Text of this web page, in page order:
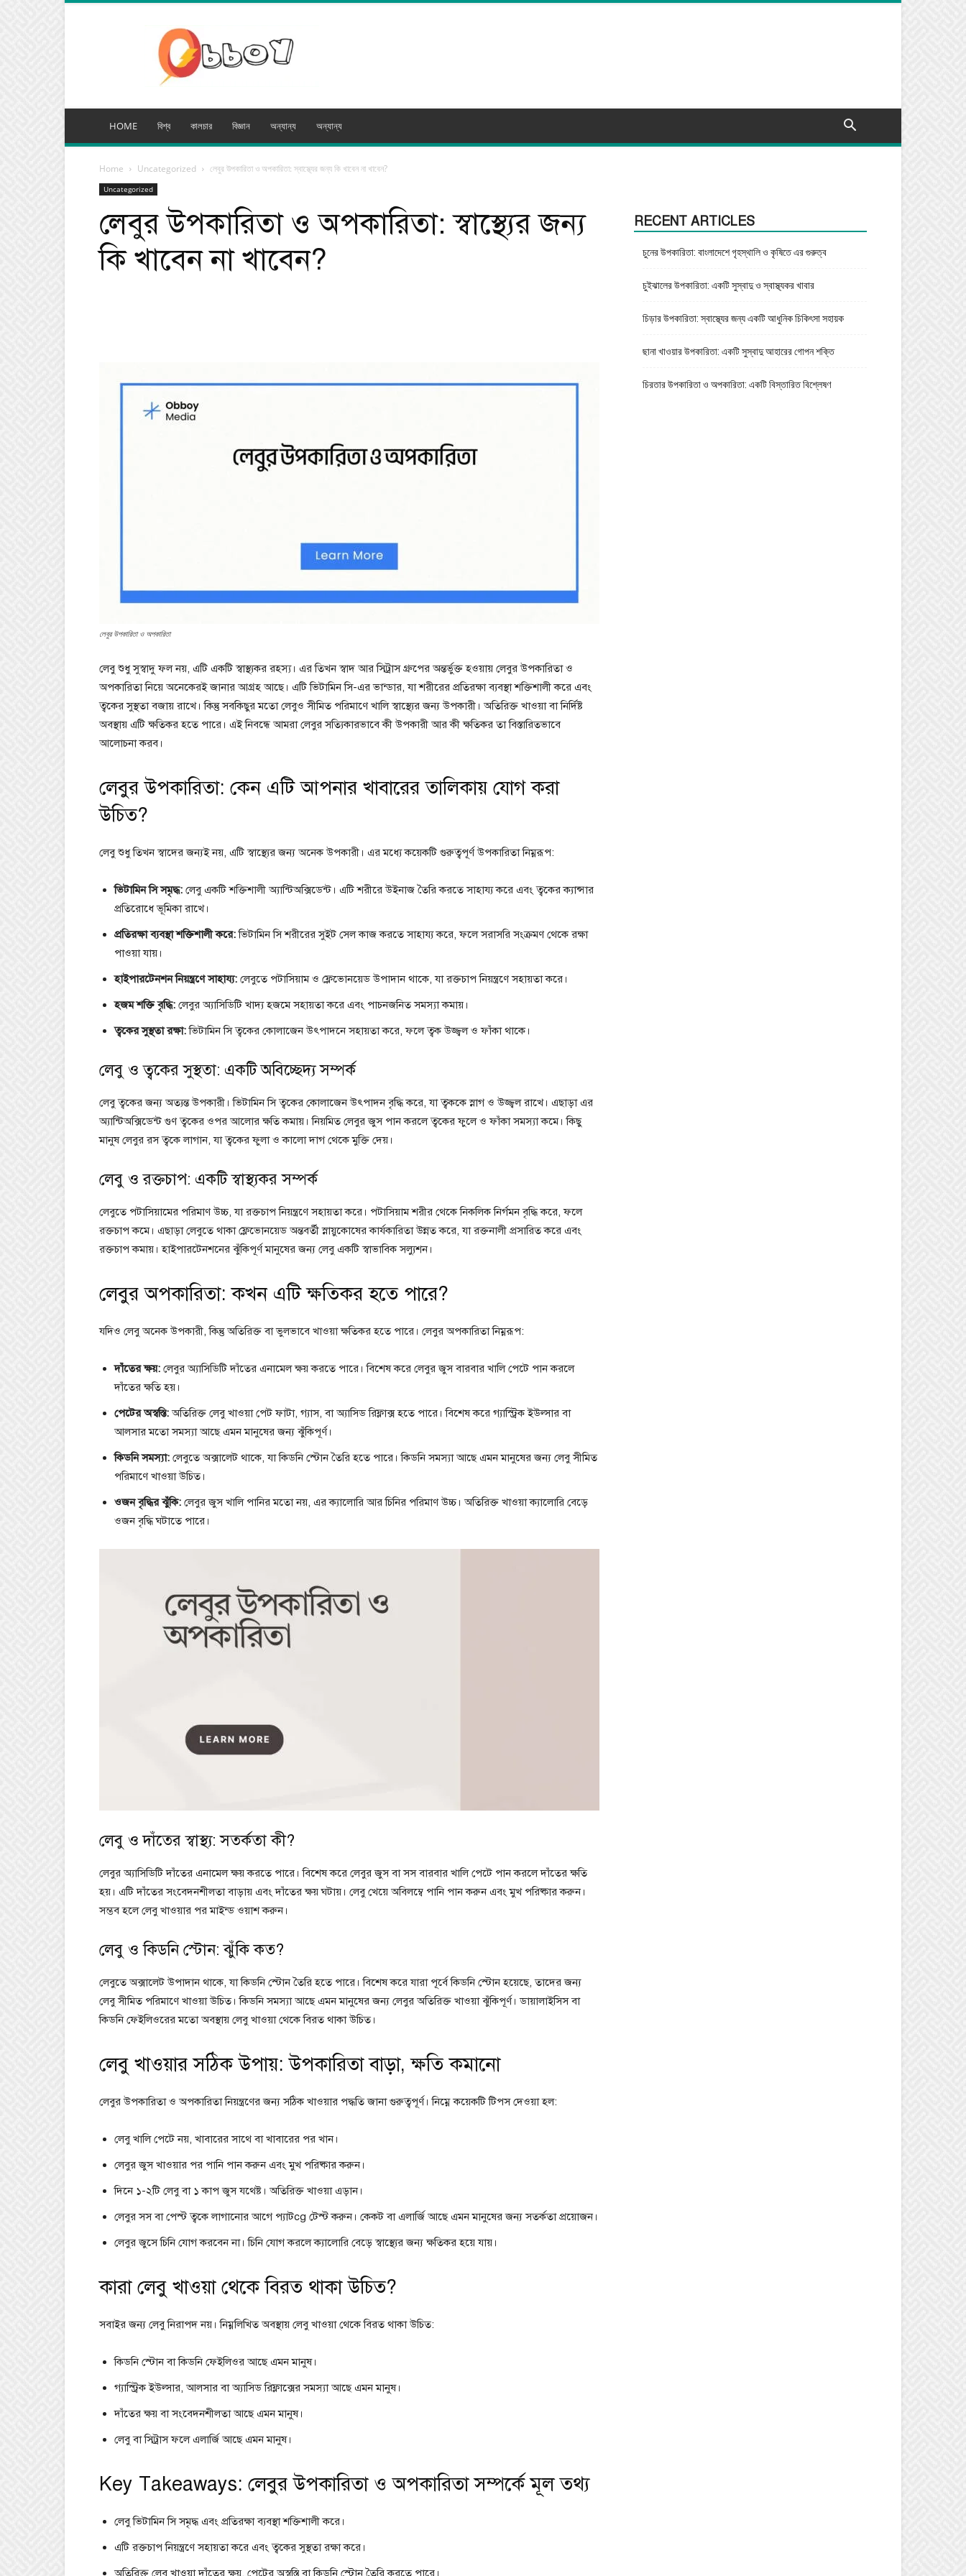
মিডিয়া
HOME বিশ্ব কালচার বিজ্ঞান অন্যান্য অন্যান্য
Home Uncategorized লেবুর উপকারিতা ও অপকারিতা: স্বাস্থ্যের জন্য কি খাবেন না খাবেন?
Uncategorized
লেবুর উপকারিতা ও অপকারিতা: স্বাস্থ্যের জন্য
কি খাবেন না খাবেন?
লেবুর উপকারিতা ও অপকারিতা
লেবু শুধু সুস্বাদু ফল নয়, এটি একটি স্বাস্থ্যকর রহস্য। এর তিখন স্বাদ আর সিট্রাস গ্রুপের অন্তর্ভুক্ত হওয়ায় লেবুর উপকারিতা ও
অপকারিতা নিয়ে অনেকেরই জানার আগ্রহ আছে। এটি ভিটামিন সি-এর ভান্ডার, যা শরীরের প্রতিরক্ষা ব্যবস্থা শক্তিশালী করে এবং
ত্বকের সুস্থতা বজায় রাখে। কিন্তু সবকিছুর মতো লেবুও সীমিত পরিমাণে খালি স্বাস্থ্যের জন্য উপকারী। অতিরিক্ত খাওয়া বা নির্দিষ্ট
অবস্থায় এটি ক্ষতিকর হতে পারে। এই নিবন্ধে আমরা লেবুর সত্যিকারভাবে কী উপকারী আর কী ক্ষতিকর তা বিস্তারিতভাবে
আলোচনা করব।
লেবুর উপকারিতা: কেন এটি আপনার খাবারের তালিকায় যোগ করা
উচিত?
লেবু শুধু তিখন স্বাদের জন্যই নয়, এটি স্বাস্থ্যের জন্য অনেক উপকারী। এর মধ্যে কয়েকটি গুরুত্বপূর্ণ উপকারিতা নিম্নরূপ:
ভিটামিন সি সমৃদ্ধ: লেবু একটি শক্তিশালী অ্যান্টিঅক্সিডেন্ট। এটি শরীরে উইনাজ তৈরি করতে সাহায্য করে এবং ত্বকের ক্যান্সার
প্রতিরোধে ভূমিকা রাখে।
প্রতিরক্ষা ব্যবস্থা শক্তিশালী করে:ভিটামিন সি শরীরের সুইট সেল কাজ করতে সাহায্য করে, ফলে সরাসরি সংক্রমণ থেকে রক্ষা
পাওয়া যায়।
হাইপারটেনশন নিয়ন্ত্রণে সাহায্য: লেবুতে পটাসিয়াম ও ফ্লেভোনয়েড উপাদান থাকে, যা রক্তচাপ নিয়ন্ত্রণে সহায়তা করে।
হজম শক্তি বৃদ্ধি: লেবুর অ্যাসিডিটি খাদ্য হজমে সহায়তা করে এবং পাচনজনিত সমস্যা কমায়।
ত্বকের সুস্থতা রক্ষা:ভিটামিন সি ত্বকের কোলাজেন উৎপাদনে সহায়তা করে, ফলে ত্বক উজ্জ্বল ও ফাঁকা থাকে।
লেবু ও ত্বকের সুস্থতা: একটি অবিচ্ছেদ্য সম্পর্ক
লেবু ত্বকের জন্য অত্যন্ত উপকারী। ভিটামিন সি ত্বকের কোলাজেন উৎপাদন বৃদ্ধি করে, যা ত্বককে স্নাগ ও উজ্জ্বল রাখে। এছাড়া এর
অ্যান্টিঅক্সিডেন্ট গুণ ত্বকের ওপর আলোর ক্ষতি কমায়। নিয়মিত লেবুর জুস পান করলে ত্বকের ফুলে ও ফাঁকা সমস্যা কমে। কিছু
মানুষ লেবুর রস ত্বকে লাগান, যা ত্বকের ফুলা ও কালো দাগ থেকে মুক্তি দেয়।
লেবু ও রক্তচাপ: একটি স্বাস্থ্যকর সম্পর্ক
লেবুতে পটাসিয়ামের পরিমাণ উচ্চ, যা রক্তচাপ নিয়ন্ত্রণে সহায়তা করে। পটাসিয়াম শরীর থেকে নিকলিক নির্গমন বৃদ্ধি করে, ফলে
রক্তচাপ কমে। এছাড়া লেবুতে থাকা ফ্লেভোনয়েড অন্তবর্তী স্নায়ুকোষের কার্যকারিতা উন্নত করে, যা রক্তনালী প্রসারিত করে এবং
রক্তচাপ কমায়। হাইপারটেনশনের ঝুঁকিপূর্ণ মানুষের জন্য লেবু একটি স্বাভাবিক সল্যুশন।
লেবুর অপকারিতা: কখন এটি ক্ষতিকর হতে পারে?
যদিও লেবু অনেক উপকারী, কিন্তু অতিরিক্ত বা ভুলভাবে খাওয়া ক্ষতিকর হতে পারে। লেবুর অপকারিতা নিম্নরূপ:
দাঁতের ক্ষয়: লেবুর অ্যাসিডিটি দাঁতের এনামেল ক্ষয় করতে পারে। বিশেষ করে লেবুর জুস বারবার খালি পেটে পান করলে
দাঁতের ক্ষতি হয়।
পেটের অস্বস্তি:অতিরিক্ত লেবু খাওয়া পেট ফাটা, গ্যাস, বা অ্যাসিড রিফ্লাক্স হতে পারে। বিশেষ করে গ্যাস্ট্রিক ইউল্সার বা
আলসার মতো সমস্যা আছে এমন মানুষের জন্য ঝুঁকিপূর্ণ।
কিডনি সমস্যা: লেবুতে অক্সালেট থাকে, যা কিডনি স্টোন তৈরি হতে পারে। কিডনি সমস্যা আছে এমন মানুষের জন্য লেবু সীমিত
পরিমাণে খাওয়া উচিত।
ওজন বৃদ্ধির ঝুঁকি: লেবুর জুস খালি পানির মতো নয়, এর ক্যালোরি আর চিনির পরিমাণ উচ্চ। অতিরিক্ত খাওয়া ক্যালোরি বেড়ে
ওজন বৃদ্ধি ঘটাতে পারে।
লেবু ও দাঁতের স্বাস্থ্য: সতর্কতা কী?
লেবুর অ্যাসিডিটি দাঁতের এনামেল ক্ষয় করতে পারে। বিশেষ করে লেবুর জুস বা সস বারবার খালি পেটে পান করলে দাঁতের ক্ষতি
হয়। এটি দাঁতের সংবেদনশীলতা বাড়ায় এবং দাঁতের ক্ষয় ঘটায়। লেবু খেয়ে অবিলম্বে পানি পান করুন এবং মুখ পরিষ্কার করুন।
সম্ভব হলে লেবু খাওয়ার পর মাইন্ড ওয়াশ করুন।
লেবু ও কিডনি স্টোন: ঝুঁকি কত?
লেবুতে অক্সালেট উপাদান থাকে, যা কিডনি স্টোন তৈরি হতে পারে। বিশেষ করে যারা পূর্বে কিডনি স্টোন হয়েছে, তাদের জন্য
লেবু সীমিত পরিমাণে খাওয়া উচিত। কিডনি সমস্যা আছে এমন মানুষের জন্য লেবুর অতিরিক্ত খাওয়া ঝুঁকিপূর্ণ। ডায়ালাইসিস বা
কিডনি ফেইলিওরের মতো অবস্থায় লেবু খাওয়া থেকে বিরত থাকা উচিত।
লেবু খাওয়ার সঠিক উপায়: উপকারিতা বাড়া, ক্ষতি কমানো
লেবুর উপকারিতা ও অপকারিতা নিয়ন্ত্রণের জন্য সঠিক খাওয়ার পদ্ধতি জানা গুরুত্বপূর্ণ। নিম্নে কয়েকটি টিপস দেওয়া হল:
লেবু খালি পেটে নয়, খাবারের সাথে বা খাবারের পর খান।
লেবুর জুস খাওয়ার পর পানি পান করুন এবং মুখ পরিষ্কার করুন।
দিনে ১-২টি লেবু বা ১ কাপ জুস যথেষ্ট। অতিরিক্ত খাওয়া এড়ান।
লেবুর সস বা পেস্ট ত্বকে লাগানোর আগে প্যাটcg টেস্ট করুন। কেকট বা এলার্জি আছে এমন মানুষের জন্য সতর্কতা প্রয়োজন।
লেবুর জুসে চিনি যোগ করবেন না। চিনি যোগ করলে ক্যালোরি বেড়ে স্বাস্থ্যের জন্য ক্ষতিকর হয়ে যায়।
কারা লেবু খাওয়া থেকে বিরত থাকা উচিত?
সবাইর জন্য লেবু নিরাপদ নয়। নিম্নলিখিত অবস্থায় লেবু খাওয়া থেকে বিরত থাকা উচিত:
কিডনি স্টোন বা কিডনি ফেইলিওর আছে এমন মানুষ।
গ্যাস্ট্রিক ইউল্সার, আলসার বা অ্যাসিড রিফ্লাক্সের সমস্যা আছে এমন মানুষ।
দাঁতের ক্ষয় বা সংবেদনশীলতা আছে এমন মানুষ।
লেবু বা সিট্রাস ফলে এলার্জি আছে এমন মানুষ।
Key Takeaways: লেবুর উপকারিতা ও অপকারিতা সম্পর্কে মূল তথ্য
লেবু ভিটামিন সি সমৃদ্ধ এবং প্রতিরক্ষা ব্যবস্থা শক্তিশালী করে।
এটি রক্তচাপ নিয়ন্ত্রণে সহায়তা করে এবং ত্বকের সুস্থতা রক্ষা করে।
অতিরিক্ত লেবু খাওয়া দাঁতের ক্ষয়, পেটের অস্বস্তি বা কিডনি স্টোন তৈরি করতে পারে।
RECENT ARTICLES
চুনের উপকারিতা: বাংলাদেশে গৃহস্থালি ও কৃষিতে এর গুরুত্ব
চুইঝালের উপকারিতা: একটি সুস্বাদু ও স্বাস্থ্যকর খাবার
চিড়ার উপকারিতা: স্বাস্থ্যের জন্য একটি আধুনিক চিকিৎসা সহায়ক
ছানা খাওয়ার উপকারিতা: একটি সুস্বাদু আহারের গোপন শক্তি
চিরতার উপকারিতা ও অপকারিতা: একটি বিস্তারিত বিশ্লেষণ